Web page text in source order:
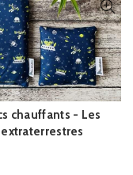
ACHAT RAPIDE
chauffants - Les
extraterrestres